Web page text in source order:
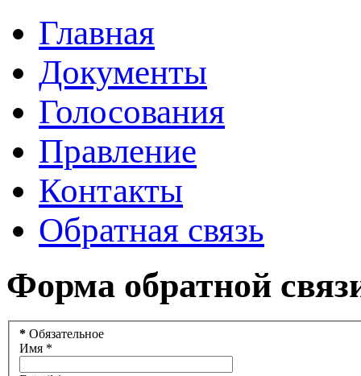
Главная
Документы
Голосования
Правление
Контакты
Обратная связь
Форма обратной
* Обязательное
Имя *